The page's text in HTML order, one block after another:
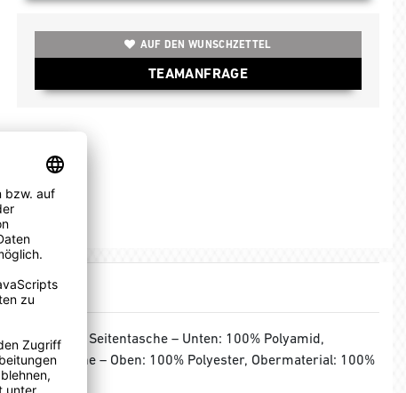
AUF DEN WUNSCHZETTEL
TEAMANFRAGE
MATERIAL:
Seitentasche – Unten: 100% Polyamid,
Seitentasche – Oben: 100% Polyester, Obermaterial: 100%
Polyamid